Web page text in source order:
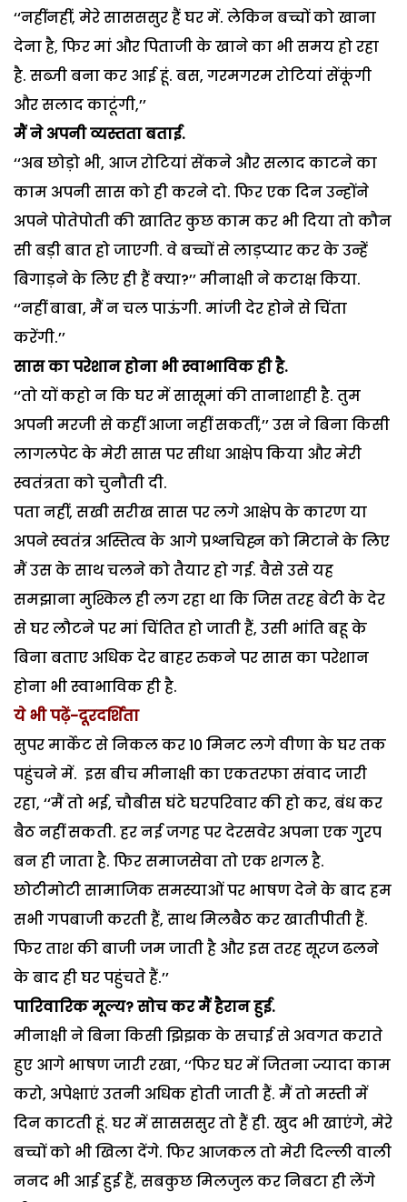
‘‘नहींनहीं, मेरे सासससुर हैं घर में. लेकिन बच्चों को खाना
देना है, फिर मां और पिताजी के खाने का भी समय हो रहा
है. सब्जी बना कर आई हूं. बस, गरमगरम रोटियां सेंकूंगी
और सलाद काटूंगी,’’
मैं ने अपनी व्यस्तता बताई.
‘‘अब छोड़ो भी, आज रोटियां सेंकने और सलाद काटने का
काम अपनी सास को ही करने दो. फिर एक दिन उन्होंने
अपने पोतेपोती की खातिर कुछ काम कर भी दिया तो कौन
सी बड़ी बात हो जाएगी. वे बच्चों से लाड़प्यार कर के उन्हें
बिगाड़ने के लिए ही हैं क्या?’’ मीनाक्षी ने कटाक्ष किया.
‘‘नहीं बाबा, मैं न चल पाऊंगी. मांजी देर होने से चिंता
करेंगी.’’
सास का परेशान होना भी स्वाभाविक ही है.
‘‘तो यों कहो न कि घर में सासूमां की तानाशाही है. तुम
अपनी मरजी से कहीं आजा नहीं सकतीं,’’ उस ने बिना किसी
लागलपेट के मेरी सास पर सीधा आक्षेप किया और मेरी
स्वतंत्रता को चुनौती दी.
पता नहीं, सखी सरीख सास पर लगे आक्षेप के कारण या
अपने स्वतंत्र अस्तित्व के आगे प्रश्नचिह्न को मिटाने के लिए
मैं उस के साथ चलने को तैयार हो गई. वैसे उसे यह
समझाना मुश्किल ही लग रहा था कि जिस तरह बेटी के देर
से घर लौटने पर मां चिंतित हो जाती हैं, उसी भांति बहू के
बिना बताए अधिक देर बाहर रुकने पर सास का परेशान
होना भी स्वाभाविक ही है.
ये भी पढ़ें-दूरदर्शिता
सुपर मार्केट से निकल कर 10 मिनट लगे वीणा के घर तक
पहुंचने में. इस बीच मीनाक्षी का एकतरफा संवाद जारी
रहा, ‘‘मैं तो भई, चौबीस घंटे घरपरिवार की हो कर, बंध कर
बैठ नहीं सकती. हर नई जगह पर देरसवेर अपना एक गु्रप
बन ही जाता है. फिर समाजसेवा तो एक शगल है.
छोटीमोटी सामाजिक समस्याओं पर भाषण देने के बाद हम
सभी गपबाजी करती हैं, साथ मिलबैठ कर खातीपीती हैं.
फिर ताश की बाजी जम जाती है और इस तरह सूरज ढलने
के बाद ही घर पहुंचते हैं.’’
पारिवारिक मूल्य? सोच कर मैं हैरान हुई.
मीनाक्षी ने बिना किसी झिझक के सचाई से अवगत कराते
हुए आगे भाषण जारी रखा, ‘‘फिर घर में जितना ज्यादा काम
करो, अपेक्षाएं उतनी अधिक होती जाती हैं. मैं तो मस्ती में
दिन काटती हूं. घर में सासससुर तो हैं ही. खुद भी खाएंगे, मेरे
बच्चों को भी खिला देंगे. फिर आजकल तो मेरी दिल्ली वाली
ननद भी आई हुई हैं, सबकुछ मिलजुल कर निबटा ही लेंगे